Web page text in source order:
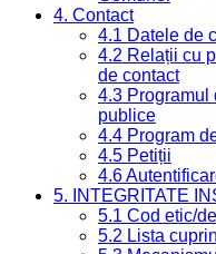
4. Contact
4.1 Datele de
4.2 Relații cu
de contact
4.3 Programul
publice
4.4 Program
4.5 Petiții
4.6
5. INTEGRITATE
5.1 Cod etic/
5.2 Lista